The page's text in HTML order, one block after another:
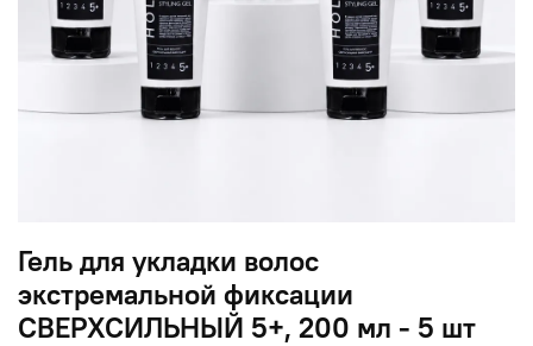
Гель для укладки волос
экстремальной фиксации
СВЕРХСИЛЬНЫЙ 5+, 200 мл - 5 шт